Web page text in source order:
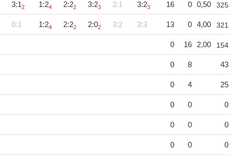
3:12 1:24 2:22 3:23 2:1 3:23 16 0 0,50 325
0:1 1:24 2:22 2:02 3:2 3:3 13 0 4,00 321
0 16 2,00 154
0 8 43
0 4 25
0 0 0
0 0 0
0 0 0